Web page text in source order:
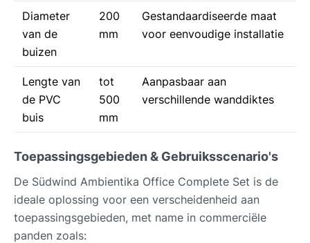
Diameter
van de
buizen
200
mm
Gestandaardiseerde maat
voor eenvoudige installatie
Lengte van
de PVC
buis
tot
500
mm
Aanpasbaar aan
verschillende wanddiktes
Toepassingsgebieden & Gebruiksscenario's
De Südwind Ambientika Office Complete Set is de
ideale oplossing voor een verscheidenheid aan
toepassingsgebieden, met name in commerciële
panden zoals: